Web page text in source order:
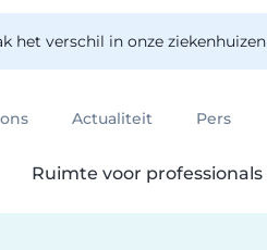
het verschil in onze ziekenhuizen
Actualiteit Pers
Ruimte voor professionals